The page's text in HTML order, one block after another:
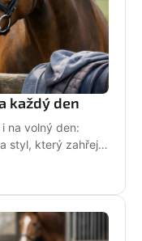
každý den
na volný den:
styl, který zahřeje